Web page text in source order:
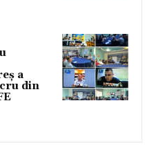
a
din